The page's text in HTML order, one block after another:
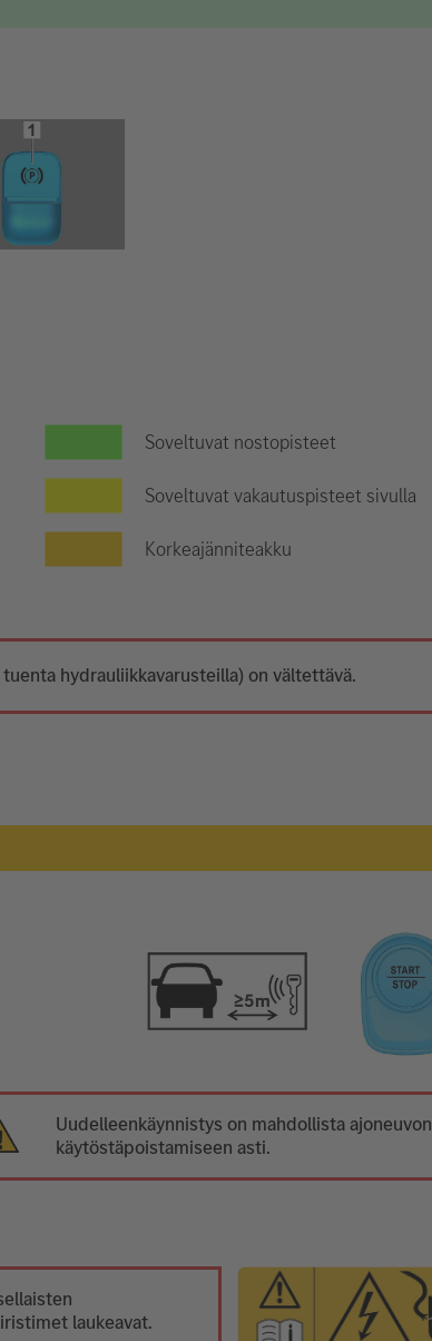
Soveltuvat nostopisteet
Soveltuvat vakautuspisteet sivulla
Korkeajänniteakku
hydrauliikkavarusteilla) on vältettävä.
Uudelleenkäynnistys on mahdollista ajoneuvon
käytöstäpoistamiseen asti.
laukeavat.